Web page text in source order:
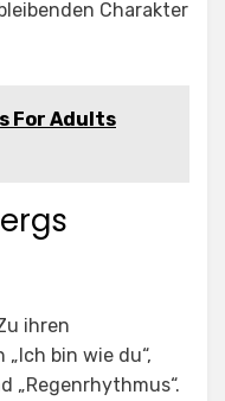
Charakter
For Adults
ihren
bin wie du“,
„Regenrhythmus“.